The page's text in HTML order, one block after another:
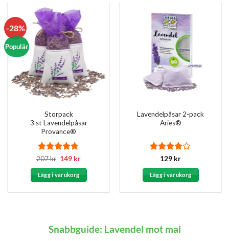
-28%
Populär
Storpack
3 st Lavendelpåsar
Provance®
Betygsatt
4.67av 5
207kr Det
priset
var:
207 kr.
149 krDet
priset
149 kr.
Lägg i varukorg
Lavendelpåsar 2-pack
Aries®
Betygsatt
4av 5
129 kr
Lägg i varukorg
Snabbguide: Lavendel mot mal